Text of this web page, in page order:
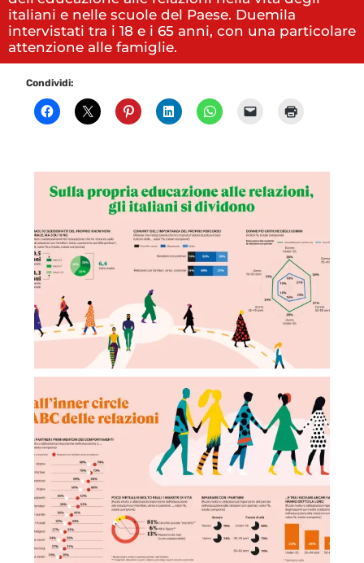
italiani e nelle scuole del Paese. Duemila
intervistati tra i 18 e i 65 anni, con una particolare
attenzione alle famiglie.
Condividi: